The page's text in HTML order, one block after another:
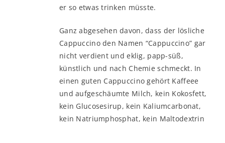
er so etwas trinken müsste.
Ganz abgesehen davon, dass der lösliche
Cappuccino den Namen “Cappuccino” gar
nicht verdient und eklig, papp-süß,
künstlich und nach Chemie schmeckt. In
einen guten Cappuccino gehört Kaffeee
und aufgeschäumte Milch, kein Kokosfett,
kein Glucosesirup, kein Kaliumcarbonat,
kein Natriumphosphat, kein Maltodextrin